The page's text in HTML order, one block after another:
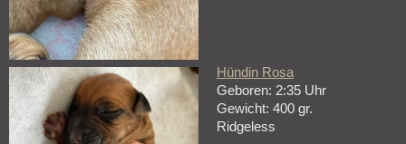
Hündin Rosa
Geboren: 2:35 Uhr
Gewicht: 400 gr.
Ridgeless